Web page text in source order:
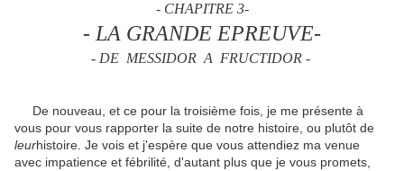
- CHAPITRE 3-
- LA GRANDE EPREUVE-
- DE MESSIDOR A FRUCTIDOR -
De nouveau, et ce pour la troisième fois, je me présente à
vous pour vous rapporter la suite de notre histoire, ou plutôt de
leurhistoire. Je vois et j'espère que vous attendiez ma venue
avec impatience et fébrilité, d'autant plus que je vous promets,